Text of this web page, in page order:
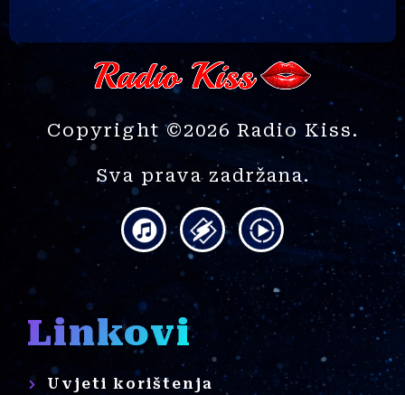
Copyright ©2026 Radio Kiss.
Sva prava zadržana.
Linkovi
Uvjeti korištenja